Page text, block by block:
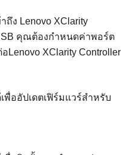
ถึง Lenovo XClarity
คุณต้องกำหนดค่าพอร์ต
อ Lenovo XClarity Controller
พื่ออัปเดตเฟิร์มแวร์สำหรับ